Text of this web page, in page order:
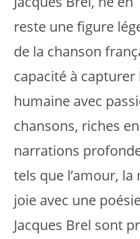
reste une figure
de la chanson
capacité à capturer
humaine avec
chansons, riches
narrations
tels que l’amour, la
joie avec une
Jacques Brel sont